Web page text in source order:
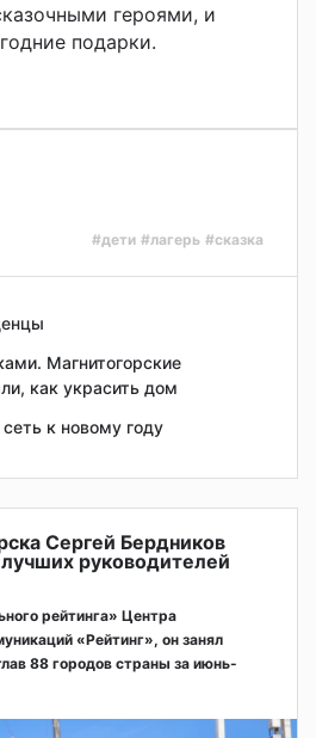
героями, и
подарки.
#дети #лагерь #сказка
Магнитогорские
как украсить дом
к новому году
Сергей Бердников
руководителей
рейтинга» Центра
«Рейтинг», он занял
88 городов страны за июнь-